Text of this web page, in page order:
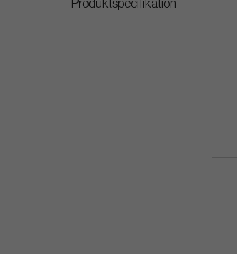
Produktspecifikation